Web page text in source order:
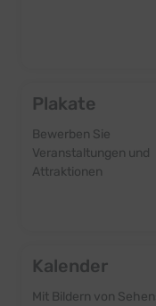
Plakate
Bewerben Sie
Veranstaltungen und
Attraktionen
Kalender
Mit Bildern von